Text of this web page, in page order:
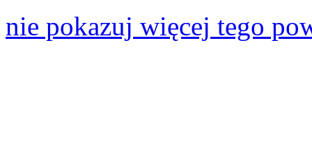
nie pokazuj więcej tego